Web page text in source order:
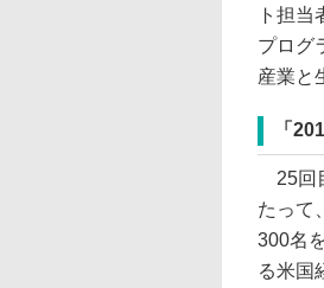
ト担
プログ
産業と
「
25回
たって
300名
る米国